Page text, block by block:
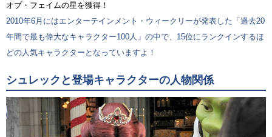
オブ・フェイムの星を獲得！
2010年6月にはエンターテインメント・ウィークリーが発表した「過去20
年間で最も偉大なキャラクター100人」の中で、15位にランクインするほ
どの人気キャラクターとなっていますよ！
シュレックと登場キャラクターの人物関係